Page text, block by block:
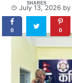
July 13, 2026 by
SHARES
0 0